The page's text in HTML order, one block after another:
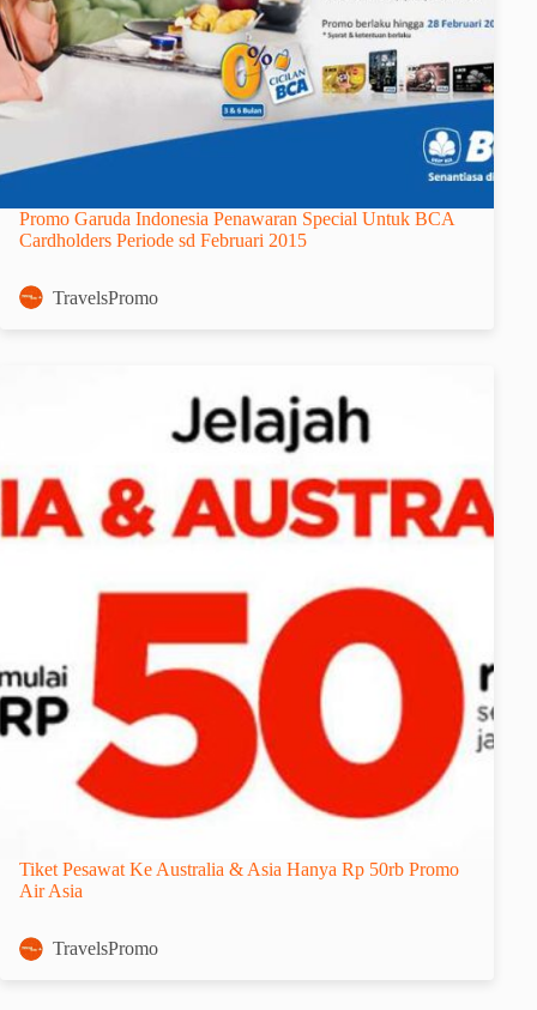
Promo Garuda Indonesia Penawaran Special Untuk BCA
Cardholders Periode sd Februari 2015
TravelsPromo
Tiket Pesawat Ke Australia & Asia Hanya Rp 50rb Promo
Air Asia
TravelsPromo